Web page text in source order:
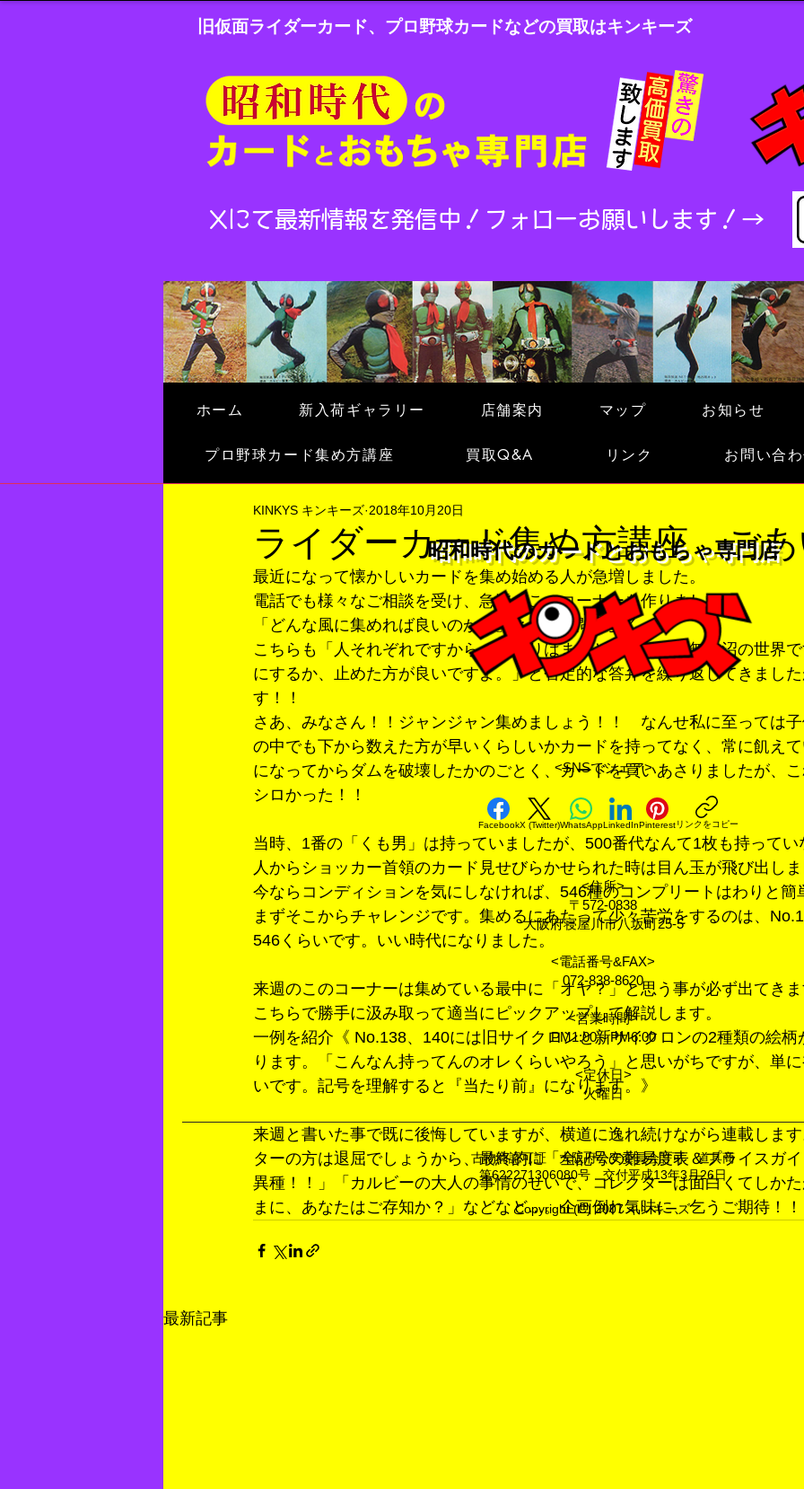
旧仮面ライダーカード、プロ野球カードなどの買取はキンキーズ
Xにて最新情報を発信中！ フォローお願いします！→
ホーム 新入荷ギャラリー 店舗案内 マップ お知らせ
プロ野球カード集め方講座 買取Q&A リンク お問い合
ライダーカード集め方講座 ごあ
KINKYS キンキーズ 2018年10月20日
最近になって懐かしいカードを集め始める人が急増しました。
電話でも様々なご相談を受け、急遽、このコーナーを作りました。
「どんな風に集めれば良いのか？」とのご質問が多く、
こちらも「人それぞれですから、あまりはまると、なんせ底無し沼の世界
にするか、止めた方が良いですよ。」と否定的な答弁を繰り返してきまし
す！！
さあ、みなさん！！ジャンジャン集めましょう！！　なんせ私に至っては
の中でも下から数えた方が早いくらしいかカードを持ってなく、常に飢え
になってからダムを破壊したかのごとく、カードを買いあさりましたが、
シロかった！！
当時、1番の「くも男」は持っていましたが、500番代なんて1枚も持ってい
人からショッカー首領のカード見せびらかせられた時は目ん玉が飛び出しま
今ならコンディションを気にしなければ、546種のコンプリートはわりと簡
まずそこからチャレンジです。集めるにあたって少々苦労をするのは、
546くらいです。いい時代になりました。
来週のこのコーナーは集めている最中に「オヤ？」と思う事が必ず出てきま
こちらで勝手に汲み取って適当にピックアップして解説します。
一例を紹介《 No.138、140には旧サイクロンと新サイクロンの2種類の絵柄
ります。「こんなん持ってんのオレくらいやろう」と思いがちですが、単
いです。記号を理解すると『当たり前』になります。》
来週と書いた事で既に後悔していますが、横道に逸れ続けながら連載しま
ターの方は退屈でしょうから、最終的に「全記号の難易度表＆プライスガ
異種！！」「カルビーの大人の事情のせいで、コレクターは面白くてしか
まに、あなたはご存知か？」などなど…。企画倒れ気味に、乞うご期待！！
最新記事
昭和時代のカードとおもちゃ専門店
<SNSでシェア>
FacebookX (Twitter)WhatsAppLinkedInPinterestリンクをコピー
<住所>
〒572-0838
大阪府寝屋川市八坂町25-5
<電話番号&FAX>
072-838-8620
<営業時間>
PM1:00～PM6:00
<定休日>
火曜日
古物商認可証 大阪府公安委員会許可 道具商
第622271306080号 交付平成13年3月26日
Copyright (C) 2007 キンキーズ